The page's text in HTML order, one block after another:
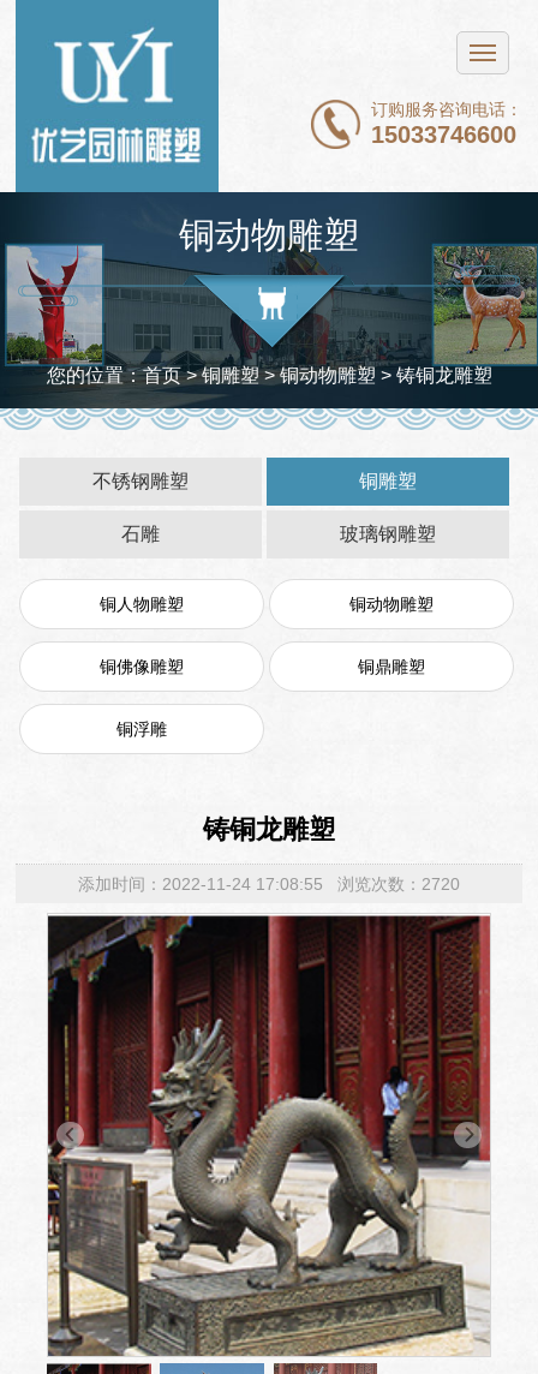
订购服务咨询电话：
15033746600
铜雕塑
石雕
玻璃钢雕塑
新闻中心
案例展示
关于我们
联系我们
铜动物雕塑
您的位置：首页> 铜雕塑 >铜动物雕塑 > 铸铜龙雕塑
不锈钢雕塑 铜雕塑
石雕 玻璃钢雕塑
铜人物雕塑 铜动物雕塑
铜佛像雕塑 铜鼎雕塑
铜浮雕
铸铜龙雕塑
添加时间：2022-11-24 17:08:55 浏览次数：2720